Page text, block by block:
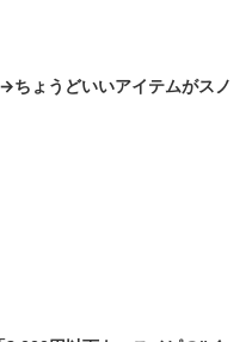
ちょうどいいアイテムがスノ